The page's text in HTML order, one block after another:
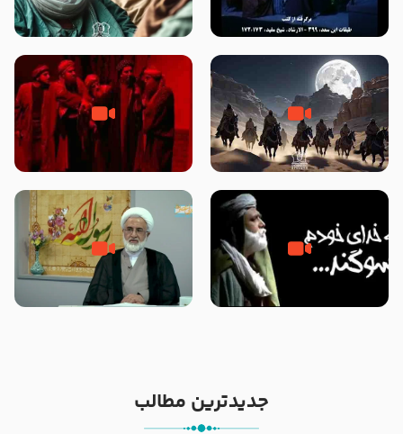
روزهای آخر حیات پیامبر اکرم صلی
الله علیه و آله – قسمتی از
وصیتی که نوشته نشد (حدیث
قرطاس)
‌‌‌‌‌‌‌داستان ترور نافرجام رسول خدا
صلی الله علیه و آله – شهادت
قسمتی از نوا نمایش بیرق ماندگار
بیان توطئه های منافقین پیش از
خطبه حضرت سلمان سه روز پس از
شهادت پیامبر اکرم صلی الله علیه
مادر داعش – حجت الاسلام جباری
جدیدترین مطالب